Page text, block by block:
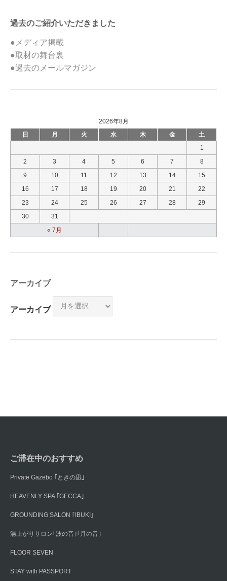
過去のご紹介いただきました
●メディア掲載
●取材の舞台裏
●過去のメールマガジン
2026年8月
日
月 火 水 木 金 土
« 7月
1
2
3 4 5 6 7
8
9
10 11 12 13 14
15
16
17 18 19 20 21
22
23
24 25 26 27 28
29
30
31
アーカイブ
アーカイブ
ご滞在中のおすすめ
Private Gazebo ｢ときの凪｣
HEAVENLY SPA ｢GECCA｣
GROUNDING SALON ｢IBUKI｣
湯上がりサロン｢波の音｣｢月の音｣
FLOOR SEVEN
STAY with PASSPORT